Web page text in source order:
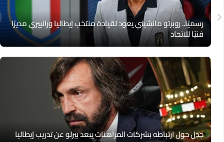
رسميًا.. روبرتو مانشيني يعود لقيادة منتخب إيطاليا ورانييري مديرًا
فنيًا للاتحاد
جدل حول ارتباطه بشركات المراهنات يبعد بيرلو عن تدريب إيطاليا